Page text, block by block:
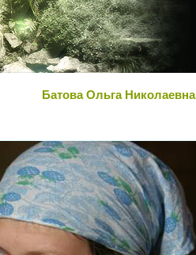
Батова Ольга Николаевна